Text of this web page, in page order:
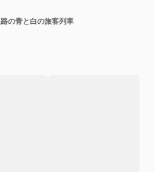
の青と白の旅客列車